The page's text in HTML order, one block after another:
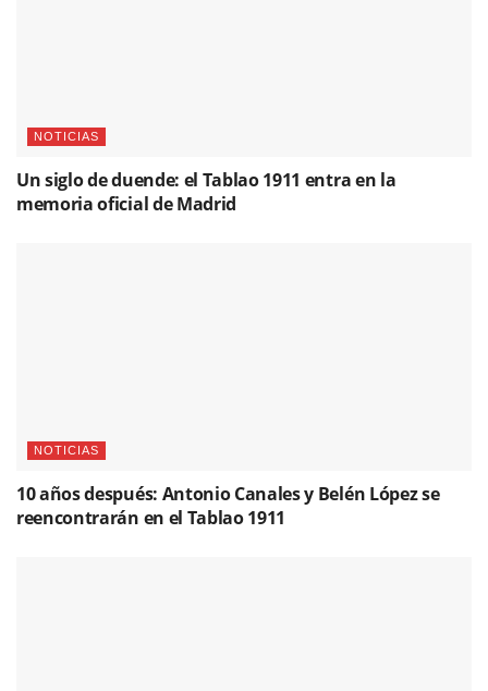
NOTICIAS
Un siglo de duende: el Tablao 1911 entra en la
memoria oficial de Madrid
NOTICIAS
10 años después: Antonio Canales y Belén López se
reencontrarán en el Tablao 1911